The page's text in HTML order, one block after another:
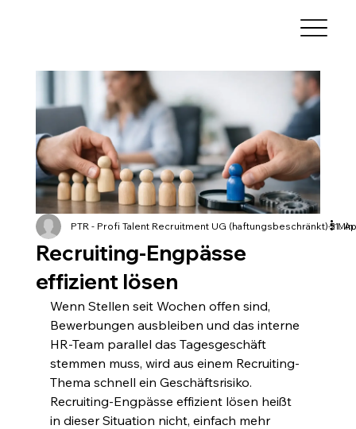
Recruiting-Engpässe
effizient lösen
PTR - Profi Talent Recruitment UG (haftungsbeschränkt)21.
5
Wenn Stellen seit Wochen offen sind,
Bewerbungen ausbleiben und das interne
HR-Team parallel das Tagesgeschäft
stemmen muss, wird aus einem Recruiting-
Thema schnell ein Geschäftsrisiko.
Recruiting-Engpässe effizient lösen heißt
in dieser Situation nicht, einfach mehr